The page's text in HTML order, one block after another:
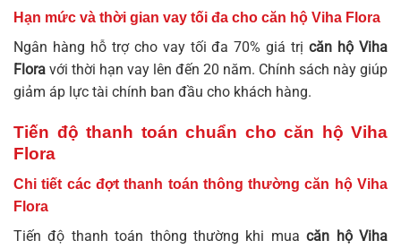
Hạn mức và thời gian vay tối đa cho căn hộ Viha Flora
Ngân hàng hỗ trợ cho vay tối đa 70% giá trịcăn hộ Viha
Flora với thời hạn vay lên đến 20 năm. Chính sách này giúp
giảm áp lực tài chính ban đầu cho khách hàng.
Tiến độ thanh toán chuẩn cho căn hộ Viha
Flora
Chi tiết các đợt thanh toán thông thường căn hộ Viha
Flora
Tiến độ thanh toán thông thường khi muacăn hộ Viha